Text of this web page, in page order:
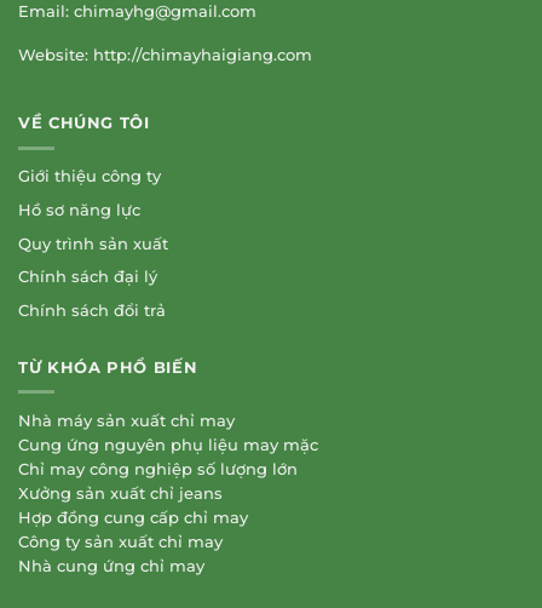
Email: chimayhg@gmail.com
Website: http://chimayhaigiang.com
VỀ CHÚNG TÔI
Giới thiệu công ty
Hồ sơ năng lực
Quy trình sản xuất
Chính sách đại lý
Chính sách đổi trả
TỪ KHÓA PHỔ BIẾN
Nhà máy sản xuất chỉ may
Cung ứng nguyên phụ liệu may mặc
Chỉ may công nghiệp số lượng lớn
Xưởng sản xuất chỉ jeans
Hợp đồng cung cấp chỉ may
Công ty sản xuất chỉ may
Nhà cung ứng chỉ may